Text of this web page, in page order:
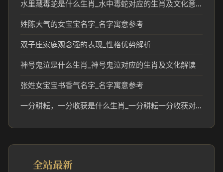
水里藏毒蛇是什么生肖_水中毒蛇对应的生肖及文化意义
姓陈大气的女宝宝名字_名字寓意参考
双子座家庭观念强的表现_性格优势解析
神号鬼泣是什么生肖_神号鬼泣对应的生肖及文化解读
张姓女宝宝书香气名字_名字寓意参考
一分耕耘，一分收获是什么生肖_一分耕耘一分收获对应的生肖寓意解析
全站最新